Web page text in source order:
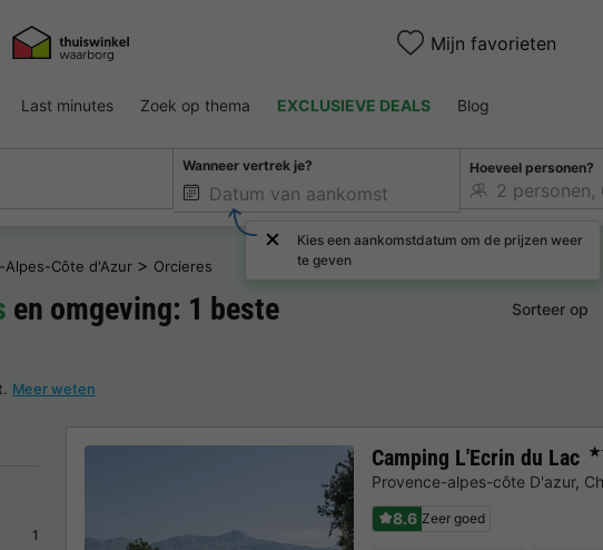
Mijn favorieten
Last minutes Zoek op thema EXCLUSIEVE DEALS Blog
Wanneer vertrek je?
Kies een aankomstdatum om de prijzen weer
te geven
Hoeveel personen?
Alpes-Côte d'Azur > Orcieres
en omgeving: 1 beste
Meer weten
Sorteer op
1
Camping L'Ecrin du Lac
Provence-alpes-côte D'azur,
8.6 Zeer goed